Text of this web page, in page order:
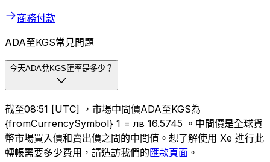
商務付款
ADA至KGS常見問題
今天ADA兌KGS匯率是多少？
截至08:51 [UTC] ，市場中間價ADA至KGS為
{fromCurrencySymbol} 1 = лв 16.5745 。中間價是全球貨
幣市場買入價和賣出價之間的中間值。想了解使用 Xe 進行此
轉帳需要多少費用，請造訪我們的匯款頁面 。